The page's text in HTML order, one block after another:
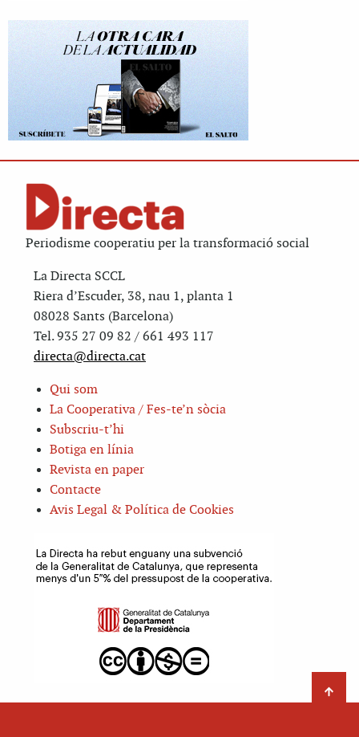
Periodisme cooperatiu per la transformació social
La Directa SCCL
Riera d’Escuder, 38, nau 1, planta 1
08028 Sants (Barcelona)
Tel. 935 27 09 82 / 661 493 117
directa@directa.cat
Qui som
La Cooperativa / Fes-te’n sòcia
Subscriu-t’hi
Botiga en línia
Revista en paper
Contacte
Avis Legal & Política de Cookies